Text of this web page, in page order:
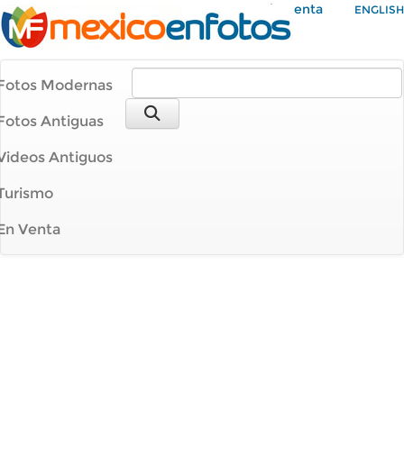
Mi Cuenta ENGLISH
Modernas
Antiguas
Antiguos
Venta